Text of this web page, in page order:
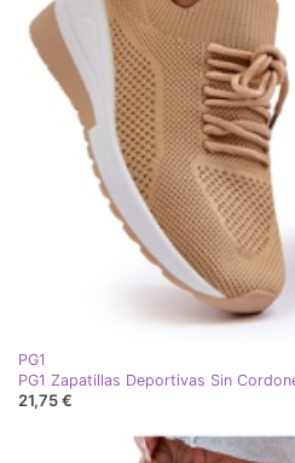
PG1
PG1 Zapatillas Deportivas Sin
21,75 €